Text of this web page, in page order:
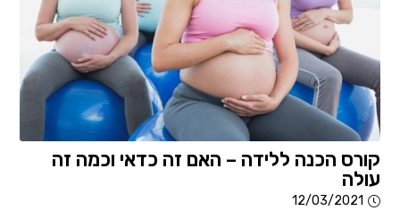
קורס הכנה ללידה – האם זה כדאי וכמה זה
עולה
12/03/2021